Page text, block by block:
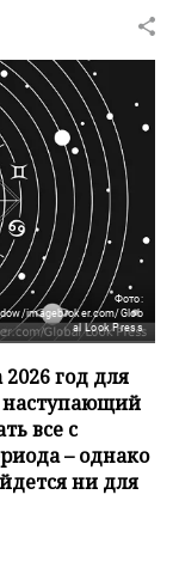
Фото:
imagebroker.com/Glob
al Look Press
год для
наступающий
все с
– однако
ни для